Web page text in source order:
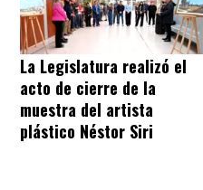
La Legislatura realizó el
acto de cierre de la
muestra del artista
plástico Néstor Siri